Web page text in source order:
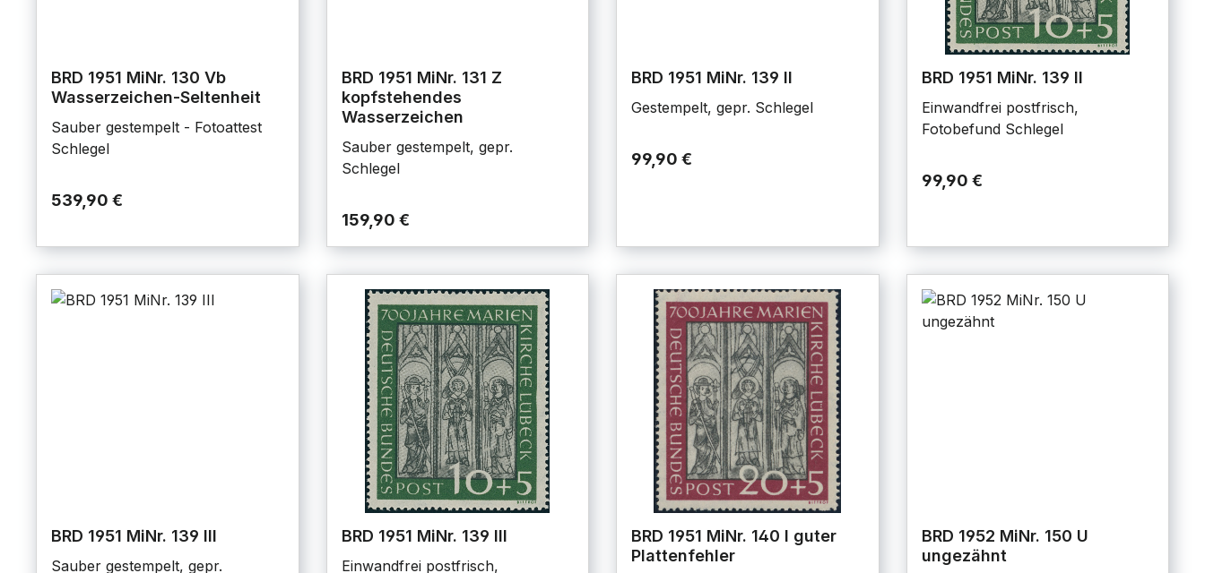
BRD 1951 MiNr. 130 Vb
Wasserzeichen-Seltenheit
Sauber gestempelt - Fotoattest
Schlegel
539,90 €
BRD 1951 MiNr. 131 Z
kopfstehendes
Wasserzeichen
Sauber gestempelt, gepr.
Schlegel
159,90 €
BRD 1951 MiNr. 139 II
Gestempelt, gepr. Schlegel
99,90 €
BRD 1951 MiNr. 139 II
Einwandfrei postfrisch,
Fotobefund Schlegel
99,90 €
BRD 1951 MiNr. 139 III
Sauber gestempelt, gepr.
BRD 1951 MiNr. 139 III
Einwandfrei postfrisch,
BRD 1951 MiNr. 140 I guter
Plattenfehler
BRD 1952 MiNr. 150 U
ungezähnt